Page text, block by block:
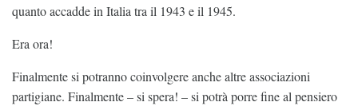
quanto accadde in Italia tra il 1943 e il 1945.
Era ora!
Finalmente si potranno coinvolgere anche altre associazioni
partigiane. Finalmente – si spera! – si potrà porre fine al pensiero